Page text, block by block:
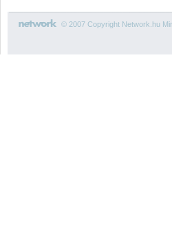
© 2007 Copyright Network.hu